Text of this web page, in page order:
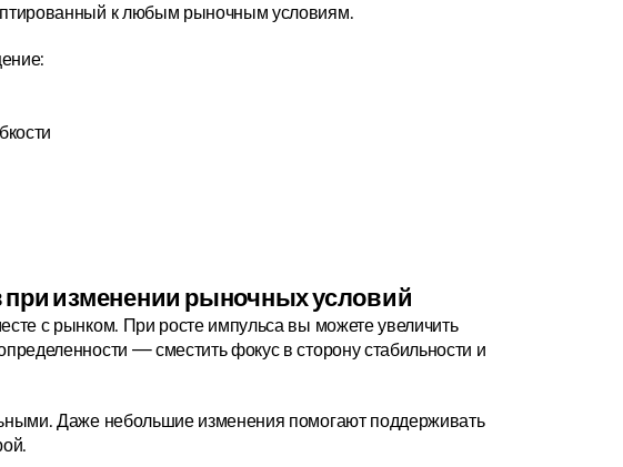
к любым рыночным условиям.
при изменении рыночных условий
с рынком. При росте импульса вы можете увеличить
— сместить фокус в сторону стабильности и
Даже небольшие изменения помогают поддерживать